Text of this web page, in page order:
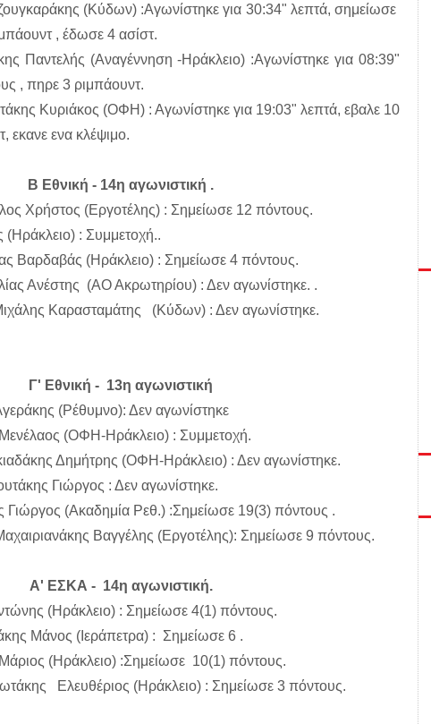
(Κύδων) :Αγωνίστηκε για 30:34" λεπτά, σημείωσε
, έδωσε 4 ασίστ.
Παντελής (Αναγέννηση -Ηράκλειο) :Αγωνίστηκε για 08:39"
, πηρε 3 ριμπάουντ.
Κυριάκος (ΟΦΗ) : Αγωνίστηκε για 19:03" λεπτά, εβαλε 10
εκανε ενα κλέψιμο.
Β Εθνική - 14η αγωνιστική .
Χρήστος (Εργοτέλης) : Σημείωσε 12 πόντους.
(Ηράκλειο) : Συμμετοχή..
Βαρδαβάς (Ηράκλειο) : Σημείωσε 4 πόντους.
Ανέστης (ΑΟ Ακρωτηρίου) : Δεν αγωνίστηκε. .
Καρασταμάτης (Κύδων) : Δεν αγωνίστηκε.
Γ' Εθνική - 13η αγωνιστική
(Ρέθυμνο): Δεν αγωνίστηκε
(ΟΦΗ-Ηράκλειο) : Συμμετοχή.
Δημήτρης (ΟΦΗ-Ηράκλειο) : Δεν αγωνίστηκε.
Γιώργος : Δεν αγωνίστηκε.
(Ακαδημία Ρεθ.) :Σημείωσε 19(3) πόντους .
Βαγγέλης (Εργοτέλης): Σημείωσε 9 πόντους.
Α' ΕΣΚΑ - 14η αγωνιστική.
(Ηράκλειο) : Σημείωσε 4(1) πόντους.
Μάνος (Ιεράπετρα) : Σημείωσε 6 .
(Ηράκλειο) :Σημείωσε 10(1) πόντους.
Ελευθέριος (Ηράκλειο) : Σημείωσε 3 πόντους.